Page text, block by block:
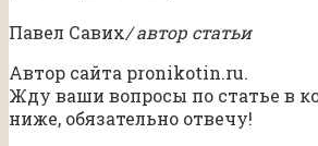
Павел Савих/ автор статьи
Автор сайта pronikotin.ru.
Жду ваши вопросы по статье в
ниже, обязательно отвечу!